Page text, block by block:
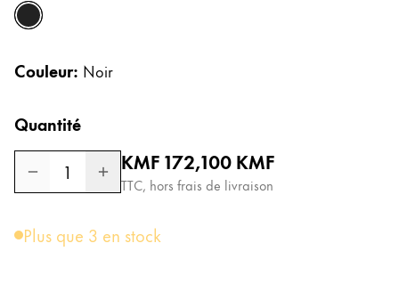
Lettering Workshop
LAMY Stories
noir
Couleur: Noir
Quantité
1
Prix normal
KMF 172,100KMF
TTC, hors frais de livraison
Plus que 3 en stock